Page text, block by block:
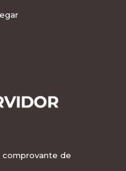
comprovante de